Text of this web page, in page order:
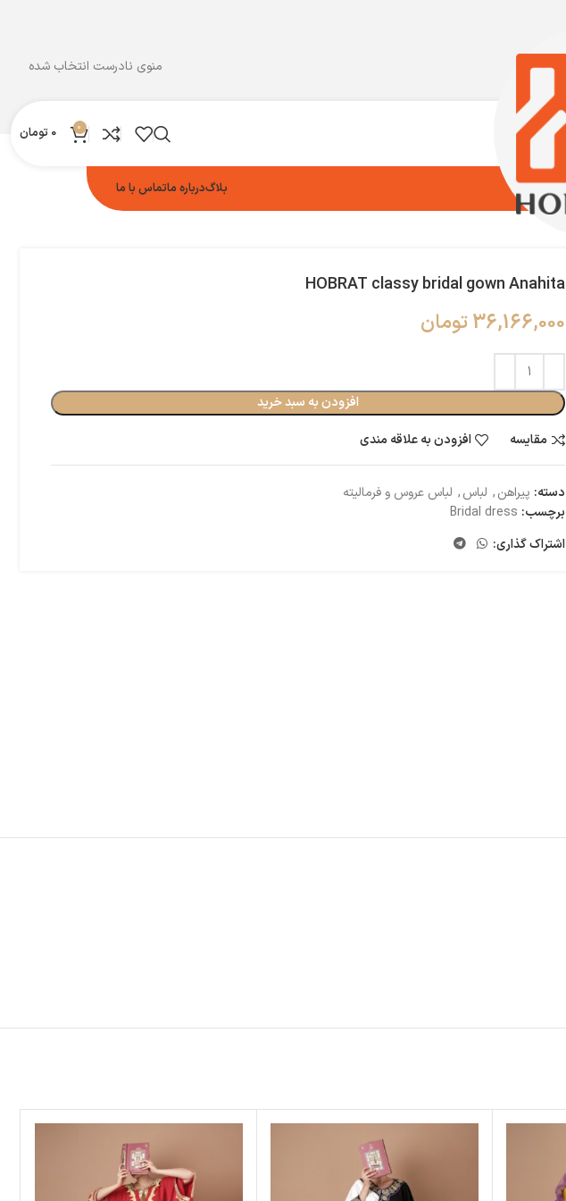
منوی نادرست انتخاب شده
0
0 تومان
بلاگدرباره ماتماس با ما
HOBRAT classy bridal gown Anahita
36,166,000تومان
افزودن به سبد خرید
مقایسه
افزودن به علاقه مندی
دسته: پیراهن, لباس, لباس عروس و فرمالیته
برچسب: Bridal dress
اشتراک گذاری: